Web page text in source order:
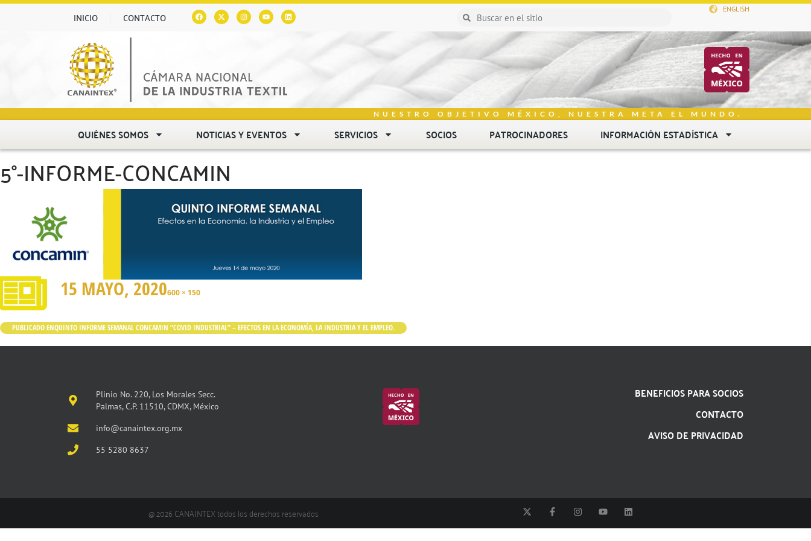
INICIO CONTACTO
ENGLISH
NUESTRO OBJETIVO MÉXICO, NUESTRA META EL MUNDO.
QUIÉNES SOMOS NOTICIAS Y EVENTOS SERVICIOS SOCIOS PATROCINADORES INFORMACIÓN ESTADÍSTICA
5°-INFORME-CONCAMIN
15 MAYO, 2020600 × 150
PUBLICADO ENQUINTO INFORME SEMANAL CONCAMIN “COVID INDUSTRIAL” – EFECTOS EN LA ECONOMÍA, LA INDUSTRIA Y EL EMPLEO.
Plinio No. 220, Los Morales Secc.
Palmas, C.P. 11510, CDMX, México
info@canaintex.org.mx
55 5280 8637
BENEFICIOS PARA SOCIOS
CONTACTO
AVISO DE PRIVACIDAD
@ 2026 CANAINTEX todos los derechos reservados